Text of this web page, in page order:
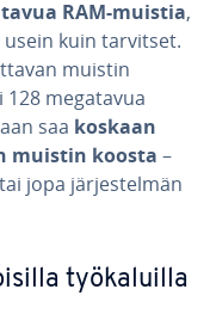
RAM-muistia,
kuin tarvitset.
muistin
megatavua
saa koskaan
muistin koosta –
jopa jär­jes­tel­män
työ­ka­luil­la